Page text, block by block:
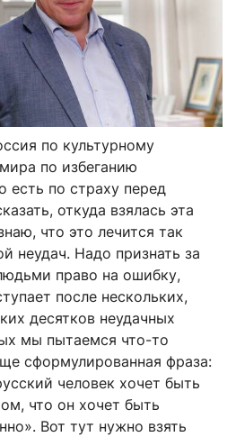
по культурному
по избеганию
есть по страху перед
откуда взялась эта
что это лечится так
неудач. Надо признать за
право на ошибку,
после нескольких,
десятков неудачных
мы пытаемся что-то
сформулированная фраза:
человек хочет быть
что он хочет быть
Вот тут нужно взять